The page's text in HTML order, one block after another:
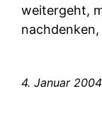
weitergeht,
4. Januar 2004